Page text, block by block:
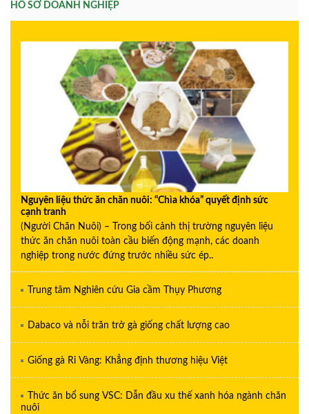
HỒ SƠ DOANH NGHIỆP
Nguyên liệu thức ăn chăn nuôi: “Chìa khóa” quyết định sức
cạnh tranh
(Người Chăn Nuôi) – Trong bối cảnh thị trường nguyên liệu
thức ăn chăn nuôi toàn cầu biến động mạnh, các doanh
nghiệp trong nước đứng trước nhiều sức ép..
Trung tâm Nghiên cứu Gia cầm Thụy Phương
Dabaco và nỗi trăn trở gà giống chất lượng cao
Giống gà Ri Vàng: Khẳng định thương hiệu Việt
Thức ăn bổ sung VSC: Dẫn đầu xu thế xanh hóa ngành chăn
nuôi